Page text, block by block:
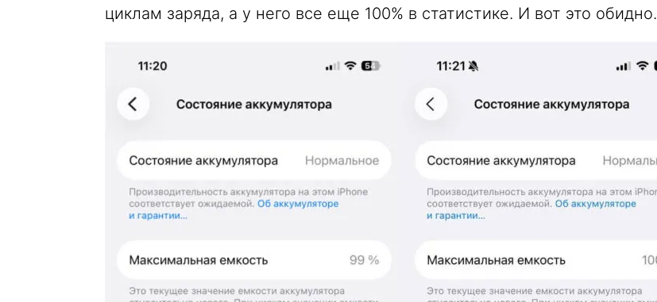
циклам заряда, а у него все еще 100% в статистике. И вот это обидно.